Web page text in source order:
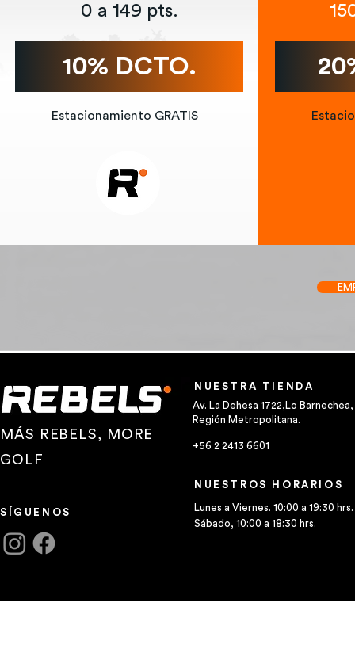
0 a 149 pts.
10% DCTO.
Estacionamiento GRATIS
MÁS REBELS, MORE
GOLF
SÍGUENOS
NUESTRA TIENDA
Av. La Dehesa 1722,Lo Barnechea,
Región Metropolitana.
+56 2 2413 6601
NUESTROS HORARIOS
Lunes a Viernes. 10:00 a 19:30 hrs.
Sábado, 10:00 a 18:30 hrs.